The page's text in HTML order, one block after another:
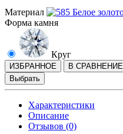
Материал
Форма камня
Круг
ИЗБРАННОЕ
В СРАВНЕНИЕ
Выбрать
Характеристики
Описание
Отзывов (0)